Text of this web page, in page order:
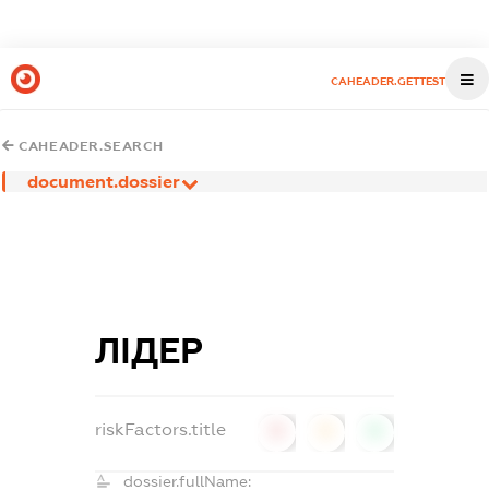
CAHEADER.GETTEST
CAHEADER.SEARCH
document.dossier
ЛІДЕР
riskFactors.title
dossier.fullName: